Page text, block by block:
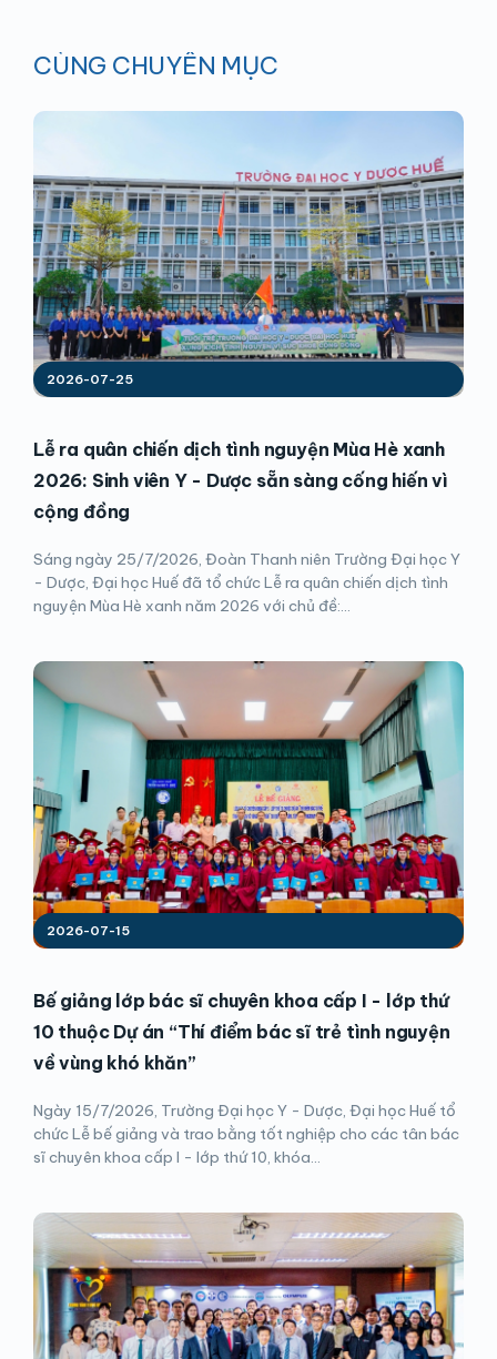
CÙNG CHUYÊN MỤC
2026-07-25
Lễ ra quân chiến dịch tình nguyện Mùa Hè xanh
2026: Sinh viên Y - Dược sẵn sàng cống hiến vì
cộng đồng
Sáng ngày 25/7/2026, Đoàn Thanh niên Trường Đại học Y
- Dược, Đại học Huế đã tổ chức Lễ ra quân chiến dịch tình
nguyện Mùa Hè xanh năm 2026 với chủ đề:...
2026-07-15
Bế giảng lớp bác sĩ chuyên khoa cấp I - lớp thứ
10 thuộc Dự án “Thí điểm bác sĩ trẻ tình nguyện
về vùng khó khăn”
Ngày 15/7/2026, Trường Đại học Y - Dược, Đại học Huế tổ
chức Lễ bế giảng và trao bằng tốt nghiệp cho các tân bác
sĩ chuyên khoa cấp I - lớp thứ 10, khóa...